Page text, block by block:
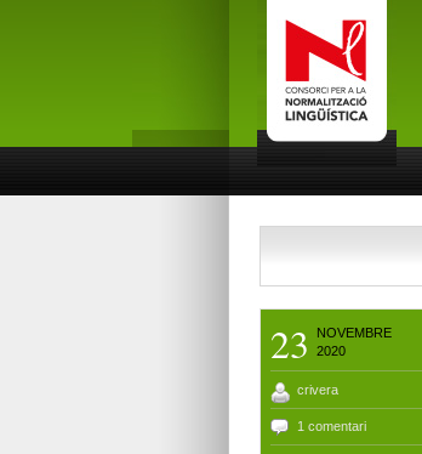
23
NOVEMBRE
2020
crivera
1 comentari